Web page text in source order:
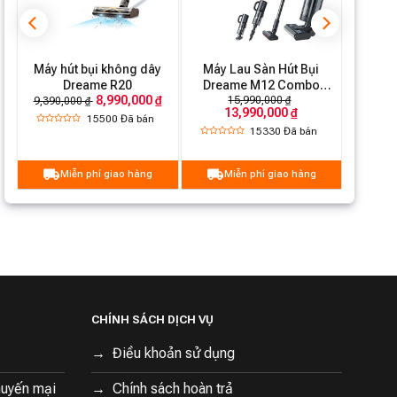
nước
900 mL
Dung
hộp
nước
700 mL
Trọng
lượng
4.8 kg
Xuất xứ Trung Quốc
Máy hút bụi không dây
Dreame R20
9,390,000 ₫ 8,990,000 ₫
15500 Đã bán
Miễn phí giao hàng
Máy Lau Sàn Hút Bụi
Dreame M12 Combo
Cầm Tay 2 trong 1
15,990,000 ₫
13,990,000 ₫
15330Đã bán
Miễn phí giao hàng
mại
CHÍNH SÁCH DỊCH VỤ
Điều khoản sử dụng
Chính sách hoàn trả